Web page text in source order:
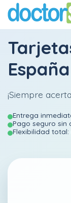
España
¡Siempre
Entrega
Pago seguro sin
Flexibilidad